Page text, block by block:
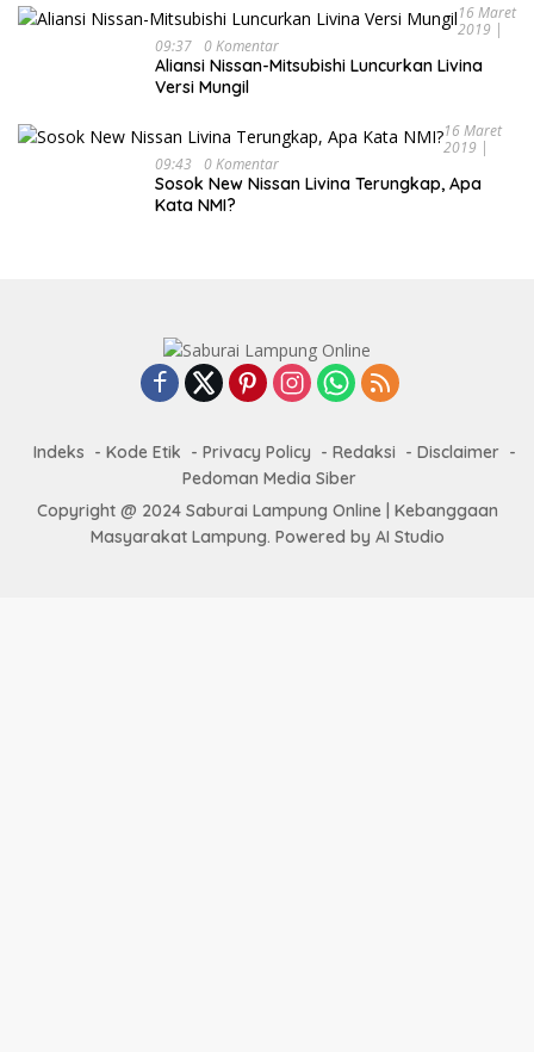
16 Maret
2019 |
09:37 0 Komentar
Aliansi Nissan-Mitsubishi Luncurkan Livina
Versi Mungil
16 Maret
2019 |
09:43
0 Komentar
Sosok New Nissan Livina Terungkap, Apa
Kata NMI?
Indeks Kode Etik Privacy Policy Redaksi
Disclaimer
Pedoman Media Siber
Copyright @ 2024 Saburai Lampung Online | Kebanggaan
Masyarakat Lampung. Powered by AI Studio